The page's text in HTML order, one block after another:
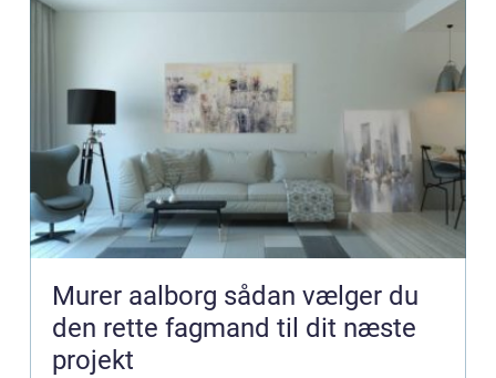
Murer aalborg sådan vælger du
den rette fagmand til dit næste
projekt